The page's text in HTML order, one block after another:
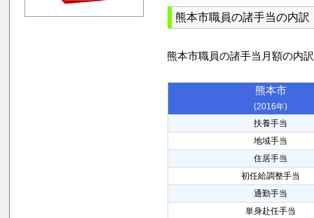
熊本市職員の諸手当の内訳
熊本市職員の諸手当月額の内
熊本市
(2016年)
扶養手当
地域手当
住居手当
初任給調整手当
通勤手当
単身赴任手当